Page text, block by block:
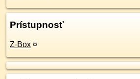
Prístupnosť
Z-Box ¤